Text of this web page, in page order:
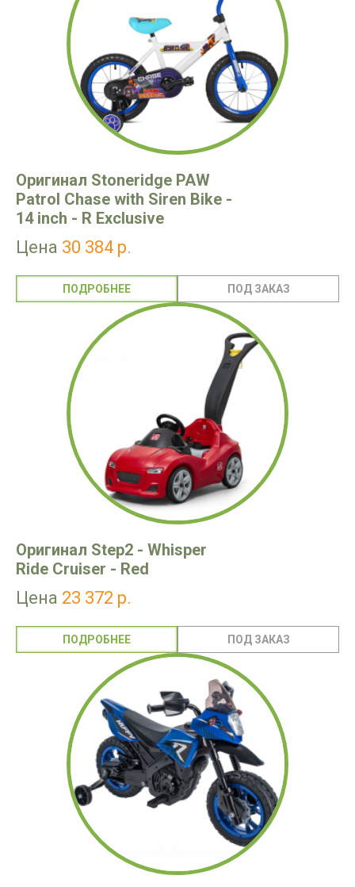
Оригинал Stoneridge PAW
Patrol Chase with Siren Bike -
14 inch - R Exclusive
Цена 30 384 р.
ПОДРОБНЕЕ
Оригинал Step2 - Whisper
Ride Cruiser - Red
Цена 23 372 р.
ПОДРОБНЕЕ